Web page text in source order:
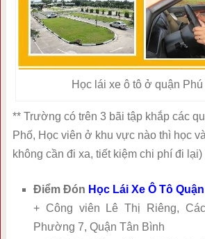
Học lái xe ô tô ở quận
** Trường có trên 3 bãi tập khắp các
Phố, Học viên ở khu vực nào thì học
không cần đi xa, tiết kiệm chi phí đi lại)
Điểm Đón Học Lái Xe Ô Tô
+ Công viên Lê Thị Riêng,
Phường 7, Quận Tân Bình